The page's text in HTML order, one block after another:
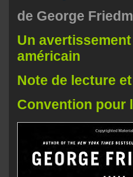
de George
Un
américain
Note de lecture
Convention pour